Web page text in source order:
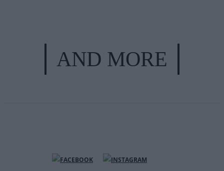
AND MORE